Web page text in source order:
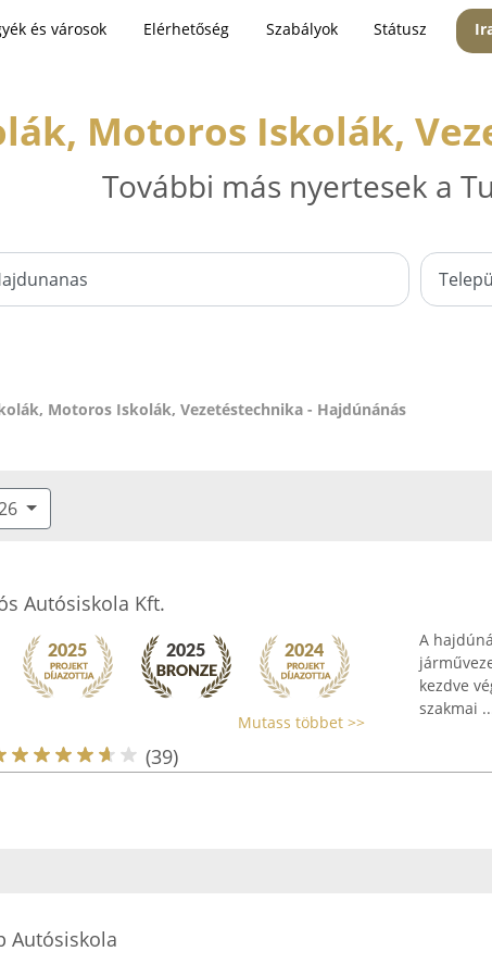
és városok Elérhetőség Szabályok Státusz
Motoros Iskolák,
További más nyertesek a
Motoros Iskolák, Vezetéstechnika - Hajdúnánás
Autósiskola Kft.
Mutass többet >>
(39)
A
kezdve
szakmai
Autósiskola